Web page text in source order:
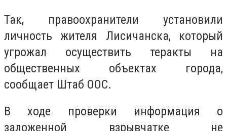
Так, правоохранители установили
личность жителя Лисичанска, который
угрожал осуществить теракты на
общественных объектах города,
сообщает Штаб ООС.
В ходе проверки информация о
заложенной взрывчатке не